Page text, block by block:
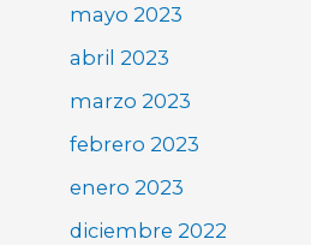
mayo 2023
abril 2023
marzo 2023
febrero 2023
enero 2023
diciembre 2022